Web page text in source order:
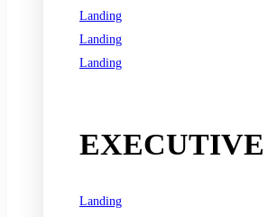
Landing
Landing
Landing
Landing